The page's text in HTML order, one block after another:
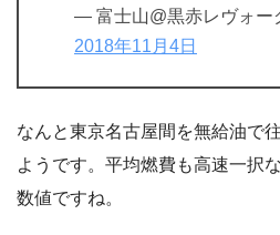
— 富士山@黒赤レヴォー
2018年11月4日
なんと東京名古屋間を無給油で
ようです。平均燃費も高速一択
数値ですね。